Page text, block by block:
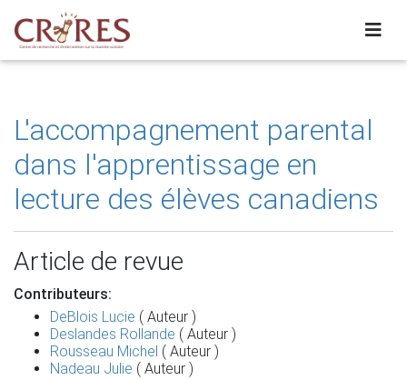
L'accompagnement parental
dans l'apprentissage en
lecture des élèves canadiens
Article de revue
Contributeurs:
DeBlois Lucie ( Auteur )
Deslandes Rollande ( Auteur )
Rousseau Michel ( Auteur )
Nadeau Julie ( Auteur )